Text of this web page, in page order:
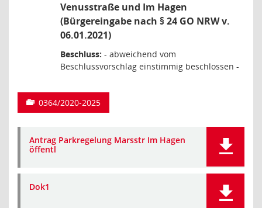
Venusstraße und Im Hagen
(Bürgereingabe nach § 24 GO NRW v.
06.01.2021)
Beschluss: - abweichend vom
Beschlussvorschlag einstimmig beschlossen -
0364/2020-2025
Antrag Parkregelung Marsstr Im Hagen
öffentl
Dok1